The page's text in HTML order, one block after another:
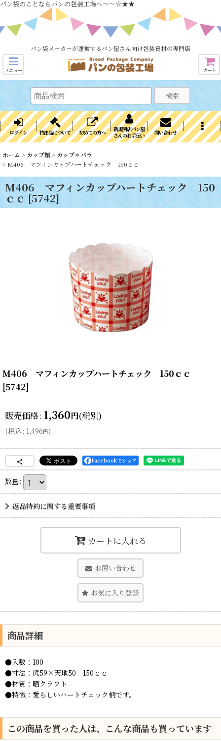
パン袋のことならパンの包装工場へ～～☆★★
パン袋メーカーが運営するパン屋さん向け包装資材の専門店
メニュー カート
検索
ログイン 特注品について 初めての方へ
新規開店パン屋
さんのお手伝い
問い合わせ
ホーム > カップ類> カップ＊バラ
> M406 マフィンカップハートチェック 150ｃｃ
M406 マフィンカップハートチェック 150
ｃｃ [5742]
M406 マフィンカップハートチェック 150ｃｃ
[5742]
販売価格: 1,360円(税別)
(税込: 1,496円)
Facebookでシェア
数量:
返品特約に関する重要事項
カートに入れる
お問い合わせ
お気に入り登録
商品詳細
●入数：100
●寸法：底59×天地50 150ｃｃ
●材質：晒クラフト
●特徴：愛らしいハートチェック柄です。
この商品を買った人は、こんな商品も買っています